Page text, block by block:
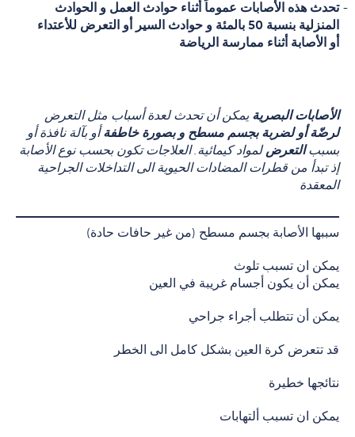
تحدث هذه الأصابات عموماً أثناء حوادث العمل و الحوادث
المنزلية بنسبة 50 بالمئة و حوادث السير أو التعرض للأعتداء
أو الأصابة أثناء ممارسة الرياضة
الأصابات البصرية يمكن أن تحدث لعدة أسباب مثل التعرض
لرضّة أو لضربة بجسم مسطح و بصورة خاطفةأو بآلة نافذة أو
بسببالتعرضلمواد كيمائية. العلاجات تكون بحسب نوع الأصابة
إذ تبدأ من قطرات المضادات الحيوية الى التداخلات الجراحية
المعقدة
سببها الأصابة بجسم مسطح (من غير حافات حادة)
يمكن ان تسبب تلوث
يمكن أن يكون أجسام غريبة في العين
يمكن أن تتطلب أجراء جراحي
قد تتعرض كرة العين بشكل كامل الى الخطر
نتائجها خطيرة
يمكن ان تسبب ألتهابات